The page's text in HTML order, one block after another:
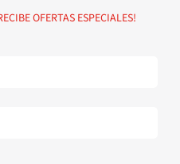
ComercioOFERTAS ESPECIALES!